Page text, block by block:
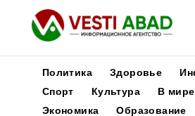
Политика Здоровье
Спорт
Культура В мире
Экономика
Образование